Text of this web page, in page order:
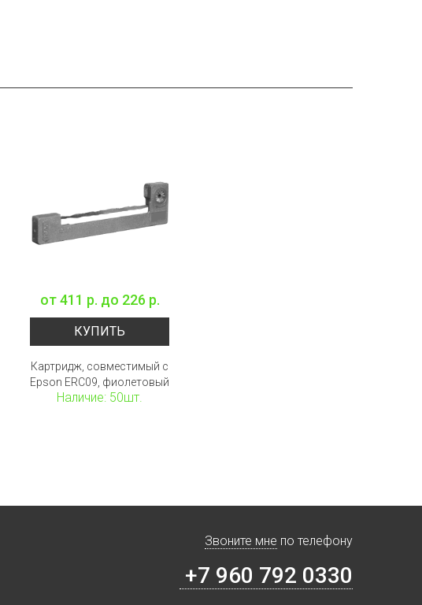
от411 р. до 226 р.
КУПИТЬ
Картридж, совместимый с
Epson ERC09, фиолетовый
Наличие: 50шт.
Звоните мне по телефону
+7 960 792 0330